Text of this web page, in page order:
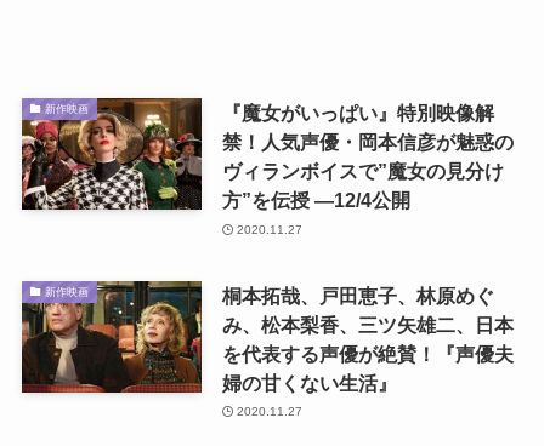
新作映画
『魔女がいっぱい』特別映像解
禁！人気声優・岡本信彦が魅惑の
ヴィランボイスで”魔女の見分け
方”を伝授 ―12/4公開
2020.11.27
新作映画
桐本拓哉、戸田恵子、林原めぐ
み、松本梨香、三ツ矢雄二、日本
を代表する声優が絶賛！『声優夫
婦の甘くない生活』
2020.11.27